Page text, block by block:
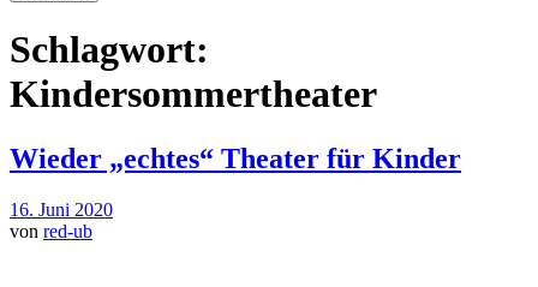
Schlagwort:
Kindersommertheater
Wieder „echtes“ Theater für Kinder
16. Juni 2020
von red-ub